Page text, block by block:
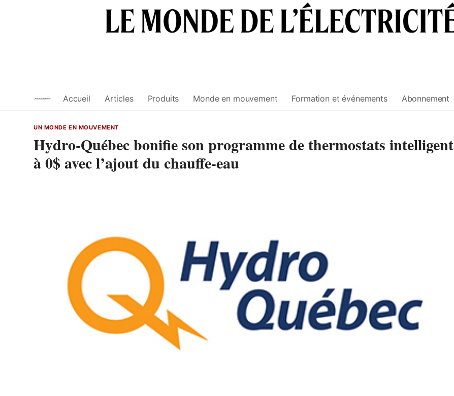
Accueil Articles Produits Monde en mouvement Formation et événements Abonnement
UN MONDE EN MOUVEMENT
Hydro-Québec bonifie son programme de thermostats intelligent
à 0$ avec l’ajout du chauffe-eau